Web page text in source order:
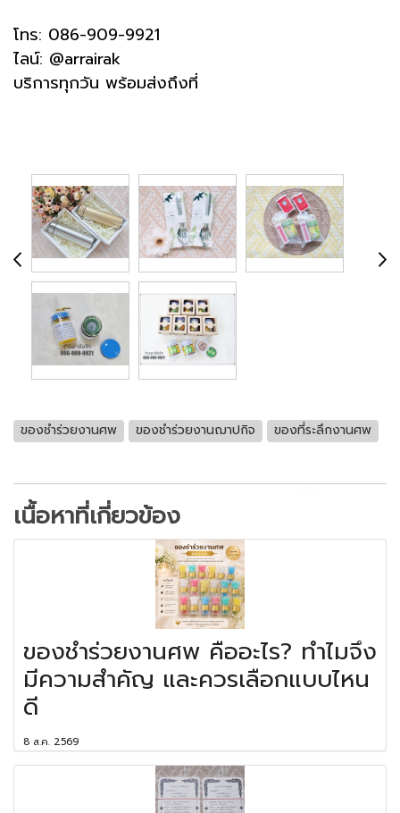
โทร: 086-909-9921
ไลน์: @arrairak
บริการทุกวัน พร้อมส่งถึงที่
ของชำร่วยงานศพ ของชำร่วยงานฌาปกิจ ของที่ระลึกงานศพ
เนื้อหาที่เกี่ยวข้อง
ของชำร่วยงานศพ คืออะไร? ทำไมจึง
มีความสำคัญ และควรเลือกแบบไหน
ดี
8 ส.ค. 2569